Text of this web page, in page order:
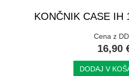
KONČNIK CASE IH
Cena z
16,90
DODAJ V